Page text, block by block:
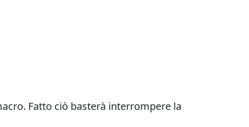
Fatto ciò basterà interrompere la